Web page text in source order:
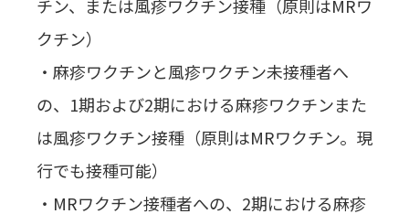
チン、または風疹ワクチン接種（原則はMRワ
クチン）
・麻疹ワクチンと風疹ワクチン未接種者へ
の、1期および2期における麻疹ワクチンまた
は風疹ワクチン接種（原則はMRワクチン。現
行でも接種可能）
・MRワクチン接種者への、2期における麻疹